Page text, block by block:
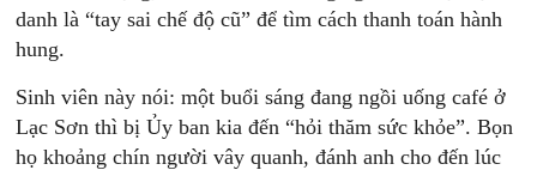
danh là “tay sai chế độ cũ” để tìm cách thanh toán hành
hung.
Sinh viên này nói: một buổi sáng đang ngồi uống café ở
Lạc Sơn thì bị Ủy ban kia đến “hỏi thăm sức khỏe”. Bọn
họ khoảng chín người vây quanh, đánh anh cho đến lúc